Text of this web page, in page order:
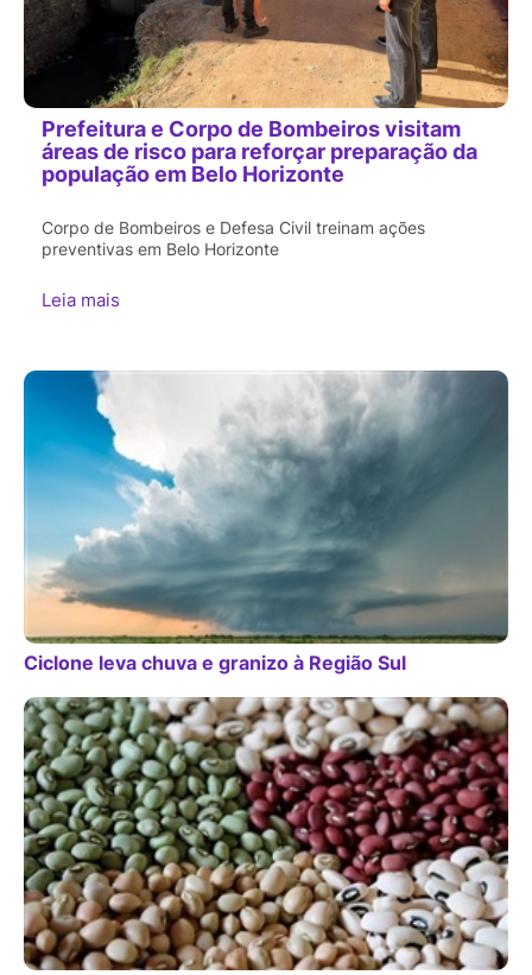
Prefeitura e Corpo de Bombeiros visitam
áreas de risco para reforçar preparação da
população em Belo Horizonte
Corpo de Bombeiros e Defesa Civil treinam ações
preventivas em Belo Horizonte
Leia mais
Ciclone leva chuva e granizo à Região Sul